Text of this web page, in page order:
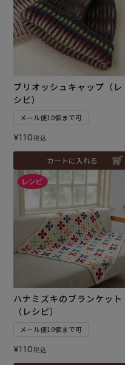
ブリオッシュキャップ（レ
シピ）
メール便10個まで可
¥110税込
カートに入れる
ハナミズキのブランケット
（レシピ）
メール便10個まで可
¥110税込